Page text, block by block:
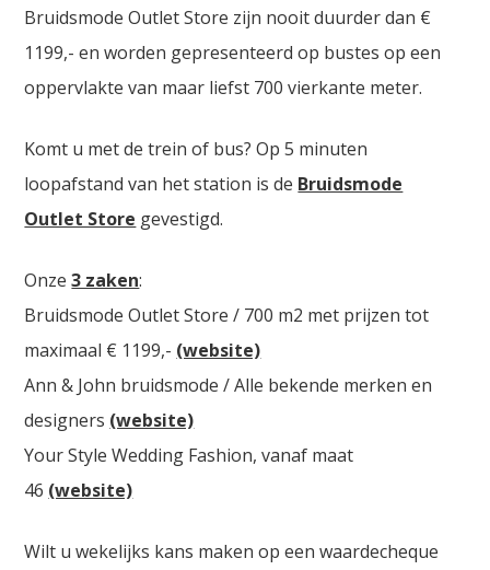
Bruidsmode Outlet Store zijn nooit duurder dan €
1199,- en worden gepresenteerd op bustes op een
oppervlakte van maar liefst 700 vierkante meter.
Komt u met de trein of bus? Op 5 minuten
loopafstand van het station is de Bruidsmode
Outlet Store gevestigd.
Onze3 zaken:
Bruidsmode Outlet Store / 700 m2 met prijzen tot
maximaal € 1199,- (website)
Ann & John bruidsmode / Alle bekende merken en
designers (website)
Your Style Wedding Fashion, vanaf maat
46 (website)
Wilt u wekelijks kans maken op een waardecheque